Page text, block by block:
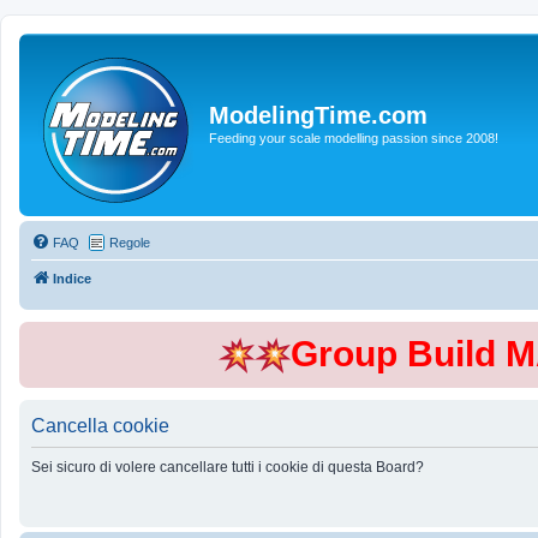
ModelingTime.com
Feeding your scale modelling passion since 2008!
FAQ Regole
Indice
Group Build
Cancella cookie
Sei sicuro di volere cancellare tutti i cookie di questa Board?